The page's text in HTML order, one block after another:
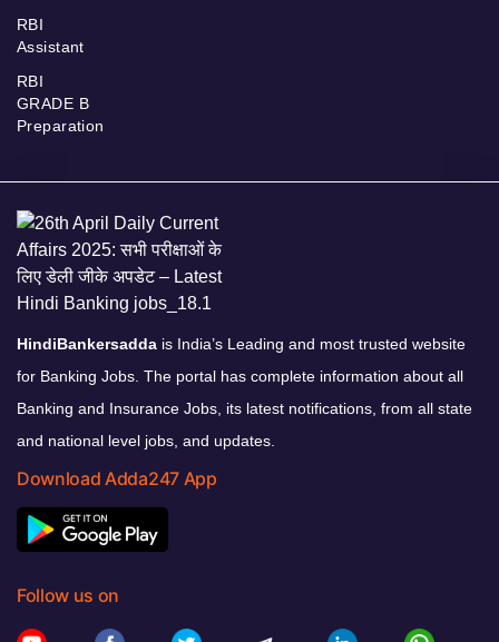
RBI
Assistant
RBI
GRADE B
Preparation
HindiBankersadda is India’s Leading and most trusted website
for Banking Jobs. The portal has complete information about all
Banking and Insurance Jobs, its latest notifications, from all state
and national level jobs, and updates.
Download Adda247 App
Follow us on